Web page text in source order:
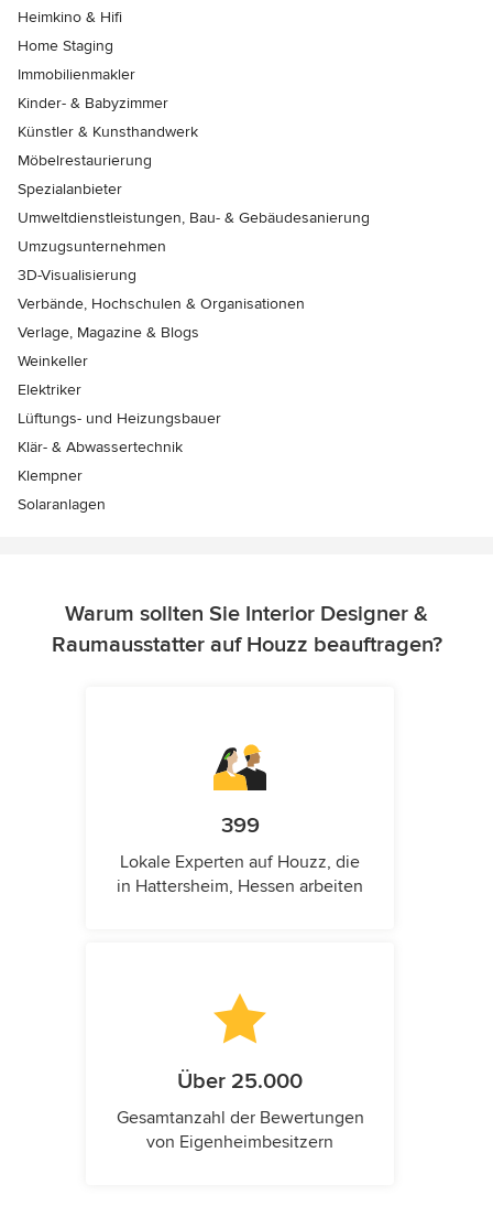
Heimkino & Hifi
Home Staging
Immobilienmakler
Kinder- & Babyzimmer
Künstler & Kunsthandwerk
Möbelrestaurierung
Spezialanbieter
Umweltdienstleistungen, Bau- & Gebäudesanierung
Umzugsunternehmen
3D-Visualisierung
Verbände, Hochschulen & Organisationen
Verlage, Magazine & Blogs
Weinkeller
Elektriker
Lüftungs- und Heizungsbauer
Klär- & Abwassertechnik
Klempner
Solaranlagen
Warum sollten Sie Interior Designer &
Raumausstatter auf Houzz beauftragen?
399
Lokale Experten auf Houzz, die
in Hattersheim, Hessen arbeiten
Über 25.000
Gesamtanzahl der Bewertungen
von Eigenheimbesitzern